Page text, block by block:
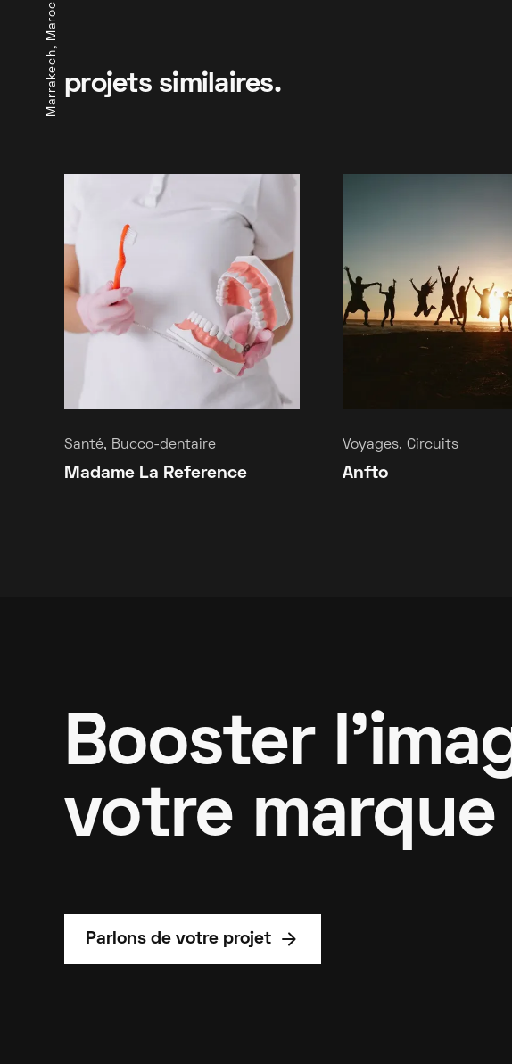
Marrakech, Maroc projets similaires.
Santé, Bucco-dentaire
Madame La Reference
Voyages, Circuits
Anfto
Booster
votre marque
Parlons de votre projet arrow_forward